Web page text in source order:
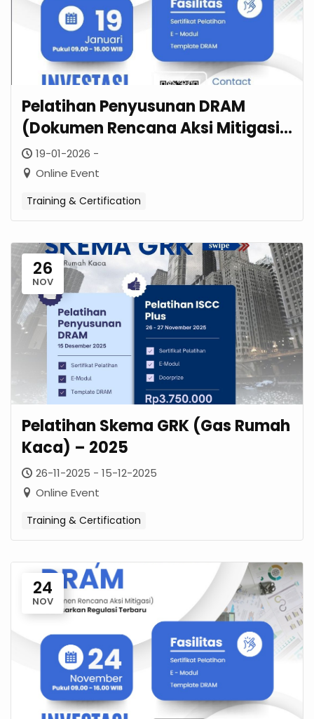
Pelatihan Penyusunan DRAM
(Dokumen Rencana Aksi Mitigasi)
| Januari 2026
19-01-2026 -
Online Event
Training & Certification
26
NOV
Pelatihan Skema GRK (Gas Rumah
Kaca) – 2025
26-11-2025 - 15-12-2025
Online Event
Training & Certification
24
NOV